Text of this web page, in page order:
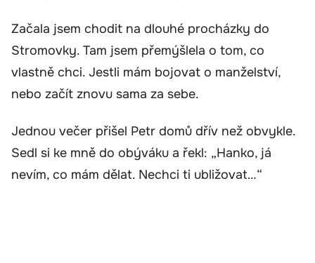
Začala jsem chodit na dlouhé procházky do
Stromovky. Tam jsem přemýšlela o tom, co
vlastně chci. Jestli mám bojovat o manželství,
nebo začít znovu sama za sebe.
Jednou večer přišel Petr domů dřív než obvykle.
Sedl si ke mně do obýváku a řekl: „Hanko, já
nevím, co mám dělat. Nechci ti ubližovat…“